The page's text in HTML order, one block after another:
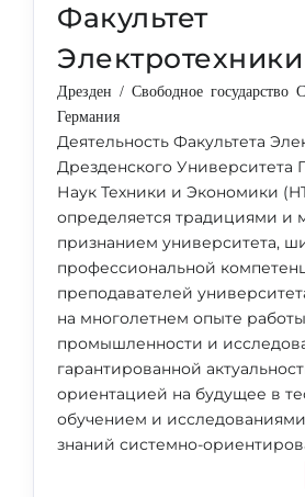
Факультет
Электротехники
Дрезден / Свободное государство
Германия
Деятельность Факультета
Дрезденского Университета
Наук Техники и Экономики
определяется традициями и
признанием университета,
профессиональной
преподавателей
на многолетнем опыте
промышленности и
гарантированной
ориентацией на будущее в
обучением и
знаний системно-